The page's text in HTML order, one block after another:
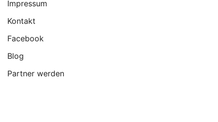
Impressum
Kontakt
Facebook
Blog
Partner werden